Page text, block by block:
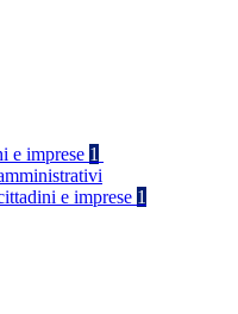
e imprese 1
e imprese 1